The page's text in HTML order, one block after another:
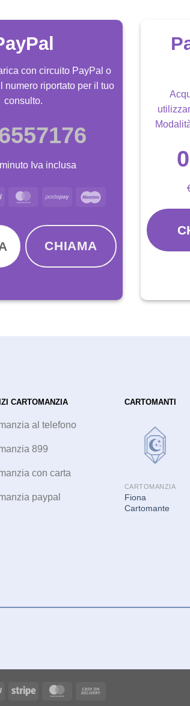
con circuito PayPal o
numero riportato per il tuo
consulto.
Iva inclusa
CHIAMA
CARTOMANZIA
al telefono
899
con carta
paypal
CARTOMANTI
CARTOMANZIA
Fiona
Cartomante